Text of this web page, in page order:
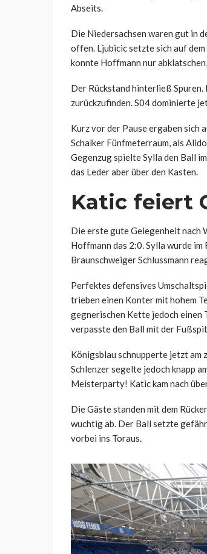
Abseits.
Die Niedersachsen waren gut in
offen. Ljubicic setzte sich auf
konnte Hoffmann nur
Der Rückstand hinterließ
zurückzufinden. S04 dominierte
Kurz vor der Pause ergaben sich
Schalker Fünfmeterraum, als
Gegenzug spielte Sylla den Ball
das Leder aber über den Kasten.
Katic feiert
Die erste gute Gelegenheit nach
Hoffmann das 2:0. Sylla wurde
Braunschweiger Schlussmann
Perfektes defensives
trieben einen Konter mit hohem
gegnerischen Kette jedoch einen
verpasste den Ball mit der
Königsblau schnupperte jetzt
Schlenzer segelte jedoch knapp
Meisterparty! Katic kam nach
Die Gäste standen mit dem
wuchtig ab. Der Ball setzte
vorbei ins Toraus.